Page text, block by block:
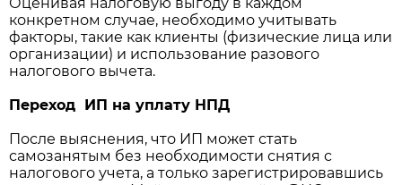
конкретном случае, необходимо учитывать
факторы, такие как клиенты (физические лица или
организации) и использование разового
налогового вычета.
Переход ИП на уплату НПД
После выяснения, что ИП может стать
самозанятым без необходимости снятия с
налогового учета, а только зарегистрировавшись